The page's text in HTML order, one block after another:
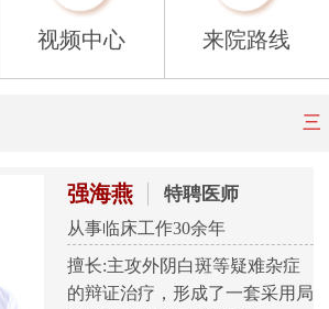
视频中心 来院路线
三
强海燕 特聘医师
从事临床工作30余年
擅长:主攻外阴白斑等疑难杂症
的辩证治疗，形成了一套采用局